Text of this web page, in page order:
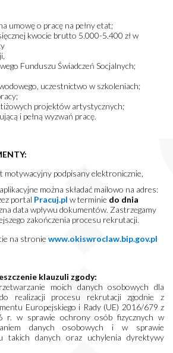
umowę o pracę na pełny etat;
kwocie brutto 5.000-5.400 zł w
Funduszu Świadczeń Socjalnych;
uczestnictwo w szkoleniach;
projektów artystycznych;
i pełną wyzwań pracę.
motywacyjny podpisany elektronicznie,
można składać mailowo na adres:
portal Pracuj.pl w terminie do dnia
data wpływu dokumentów. Zastrzegamy
zakończenia procesu rekrutacji.
na stronie www.okiswroclaw.bip.gov.pl
klauzuli zgody:
moich danych osobowych dla
realizacji procesu rekrutacji zgodnie z
Europejskiego i Rady (UE) 2016/679 z
r. w sprawie ochrony osób fizycznych w
danych osobowych i w sprawie
takich danych oraz uchylenia dyrektywy